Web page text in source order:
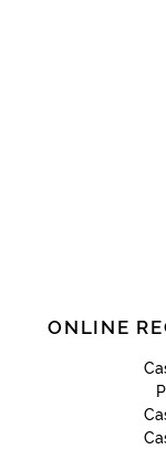
ONLINE